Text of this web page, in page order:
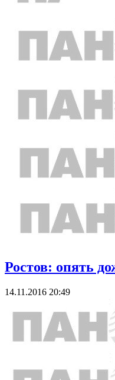
Ростов: опять
14.11.2016 20:49